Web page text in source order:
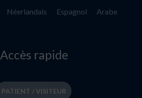
Néerlandais Espagnol
Arabe
Accès rapide
PATIENT / VISITEUR